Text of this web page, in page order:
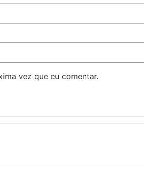
vez que eu comentar.